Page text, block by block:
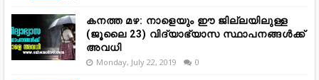
കനത്ത മഴ: നാളെയും ഈ ജില്ലയിലുള്ള
(ജൂലൈ 23) വിദ്യാഭ്യാസ സ്ഥാപനങ്ങൾക്ക്
അവധി
Monday, July 22, 2019 0